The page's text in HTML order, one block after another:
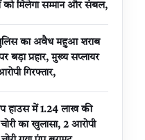
को मिलेगा सम्मान और संबल,
पुलिस का अवैध महुआ शराब
बड़ा प्रहार, मुख्य सप्लायर
गिरफ्तार,
हाउस में 1.24 लाख की
का खुलासा, 2 आरोपी